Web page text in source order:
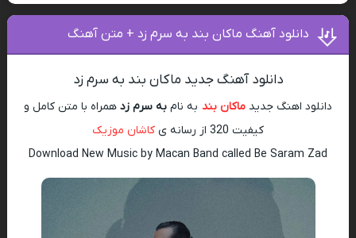
دانلود آهنگ ماکان بند به سرم زد + متن آهنگ
دانلود آهنگ جدید ماکان بند به سرم زد
دانلود اهنگ جدید ماکان بند به نام به سرم زد همراه با متن کامل و
کیفیت 320 از رسانه ی
کاشان موزیک
Download New Music by Macan Band called Be Saram Zad